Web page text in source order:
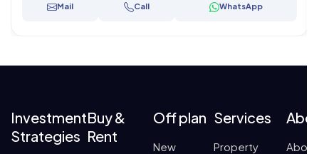
Mail Call WhatsApp
Investment
Strategies
Buy &
Rent
Off plan
New
Services
Property
About